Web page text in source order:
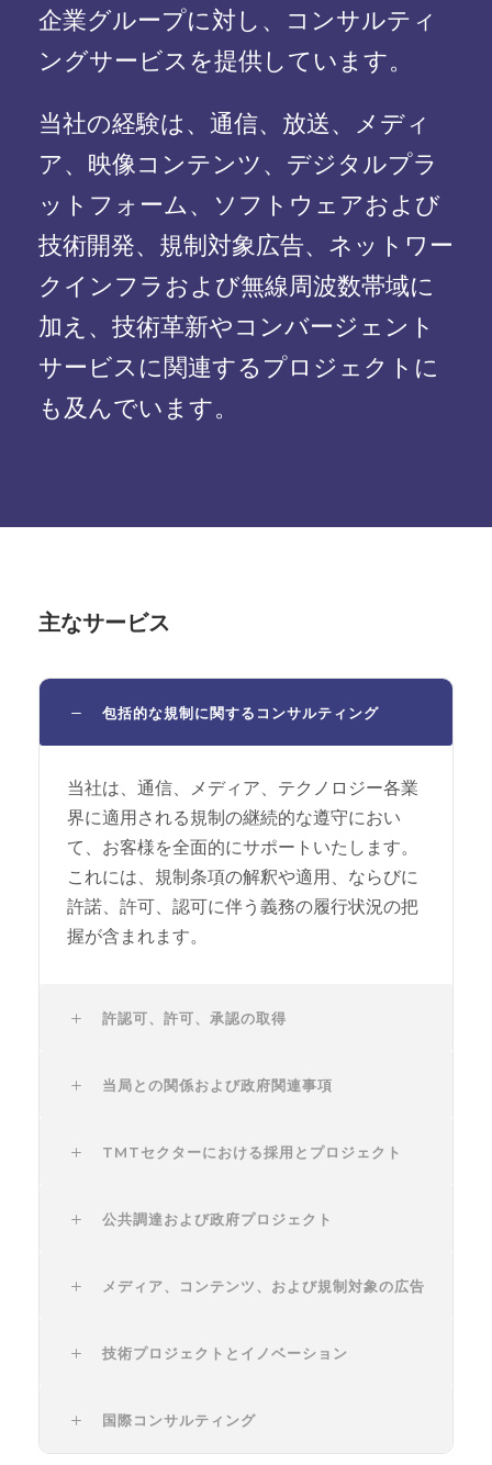
企業グループに対し、コンサルティ
ングサービスを提供しています。
当社の経験は、通信、放送、メディ
ア、映像コンテンツ、デジタルプラ
ットフォーム、ソフトウェアおよび
技術開発、規制対象広告、ネットワー
クインフラおよび無線周波数帯域に
加え、技術革新やコンバージェント
サービスに関連するプロジェクトに
も及んでいます。
主なサービス
包括的な規制に関するコンサルティング
当社は、通信、メディア、テクノロジー各業
界に適用される規制の継続的な遵守におい
て、お客様を全面的にサポートいたします。
これには、規制条項の解釈や適用、ならびに
許諾、許可、認可に伴う義務の履行状況の把
握が含まれます。
許認可、許可、承認の取得
当局との関係および政府関連事項
TMTセクターにおける採用とプロジェクト
公共調達および政府プロジェクト
メディア、コンテンツ、および規制対象の広告
技術プロジェクトとイノベーション
国際コンサルティング